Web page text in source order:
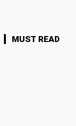
MUST READ